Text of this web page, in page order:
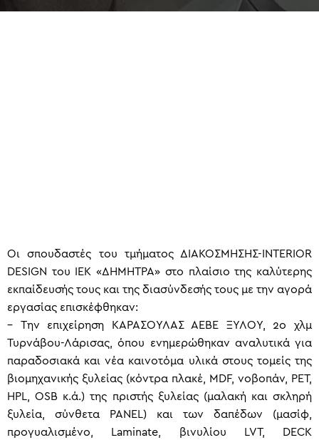
Οι σπουδαστές του τμήματος ΔΙΑΚΟΣΜΗΣΗΣ-INTERIOR
DESIGN του ΙΕΚ «ΔΗΜΗΤΡΑ» στο πλαίσιο της καλύτερης
εκπαίδευσής τους και της διασύνδεσής τους με την αγορά
εργασίας επισκέφθηκαν:
– Tην επιχείρηση ΚΑΡΑΣΟΥΛΑΣ ΑΕΒΕ ΞΥΛΟΥ, 2o χλμ
Τυρνάβου-Λάρισας, όπου ενημερώθηκαν αναλυτικά για
παραδοσιακά και νέα καινοτόμα υλικά στους τομείς της
βιομηχανικής ξυλείας (κόντρα πλακέ, MDF, νοβοπάν, PET,
HPL, OSB κ.ά.) της πριστής ξυλείας (μαλακή και σκληρή
ξυλεία, σύνθετα PANEL) και των δαπέδων (μασίφ,
προγυαλισμένο, Laminate, βινυλίου LVT, DECK